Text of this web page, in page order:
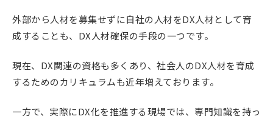
外部から人材を募集せずに自社の人材をDX人材として育
成することも、DX人材確保の手段の一つです。
現在、DX関連の資格も多くあり、社会人のDX人材を育成
するためのカリキュラムも近年増えております。
一方で、実際にDX化を推進する現場では、専門知識を持っ